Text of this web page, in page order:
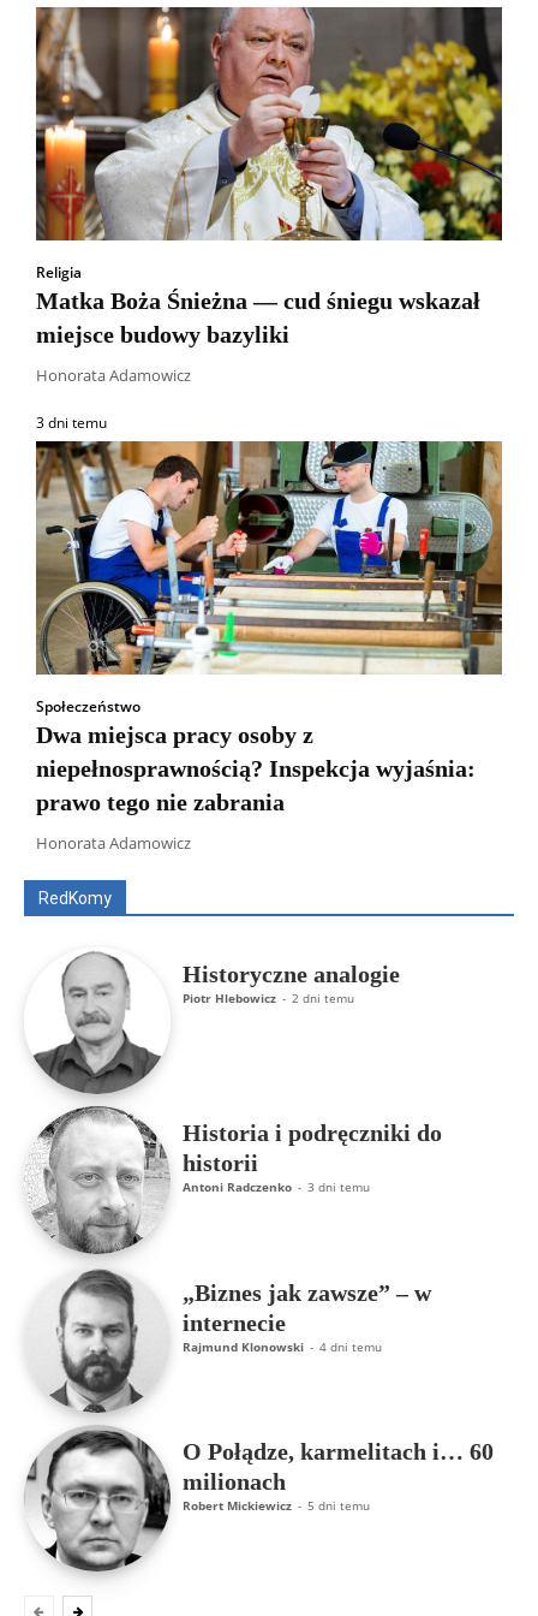
Religia
Matka Boża Śnieżna — cud śniegu wskazał
miejsce budowy bazyliki
Honorata Adamowicz
3 dni temu
Społeczeństwo
Dwa miejsca pracy osoby z
niepełnosprawnością? Inspekcja wyjaśnia:
prawo tego nie zabrania
Honorata Adamowicz
RedKomy
Wszyscy Aleksander Borowik
ks. Jarosław Wąsowicz SDB
Historyczne analogie
Piotr Hlebowicz - 2 dni temu
Historia i podręczniki do
historii
Antoni Radczenko - 3 dni temu
„Biznes jak zawsze” – w
internecie
Rajmund Klonowski - 4 dni temu
O Połądze, karmelitach i… 60
milionach
Robert Mickiewicz - 5 dni temu